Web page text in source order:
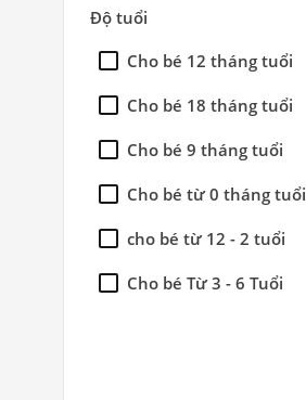
Độ tuổi
Cho bé 12 tháng tuổi
Cho bé 18 tháng tuổi
Cho bé 9 tháng tuổi
Cho bé từ 0 tháng tuổi
cho bé từ 12 - 2 tuổi
Cho bé Từ 3 - 6 Tuổi